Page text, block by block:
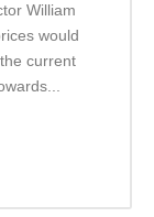
William
would
current